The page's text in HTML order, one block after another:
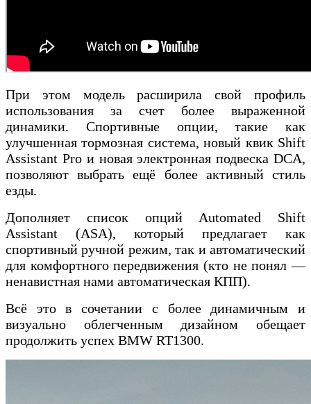
При этом модель расширила свой профиль
использования за счет более выраженной
динамики. Спортивные опции, такие как
улучшенная тормозная система, новый квик Shift
Assistant Pro и новая электронная подвеска DCA,
позволяют выбрать ещё более активный стиль
езды.
Дополняет список опций Automated Shift
Assistant (ASA), который предлагает как
спортивный ручной режим, так и автоматический
для комфортного передвижения (кто не понял —
ненавистная нами автоматическая КПП).
Всё это в сочетании с более динамичным и
визуально облегченным дизайном обещает
продолжить успех BMW RT1300.